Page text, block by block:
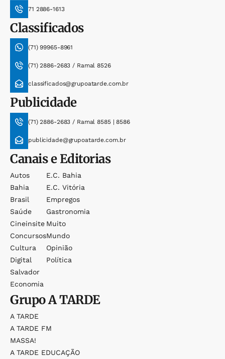
71 2886-1613
Classificados
(71) 99965-8961
(71) 2886-2683 / Ramal 8526
classificados@grupoatarde.com.br
Publicidade
(71) 2886-2683 / Ramal 8585 | 8586
publicidade@grupoatarde.com.br
Canais e Editorias
Autos
Bahia
Brasil
Saúde
Cineinsite
Concursos
Cultura
Digital
Salvador
Economia
E.c. Bahia
E.c. Vitória
Empregos
Gastronomia
Muito
Mundo
Opinião
Política
GrupoA TARDE
A TARDE
A TARDE FM
MASSA!
A TARDE EDUCAÇÃO